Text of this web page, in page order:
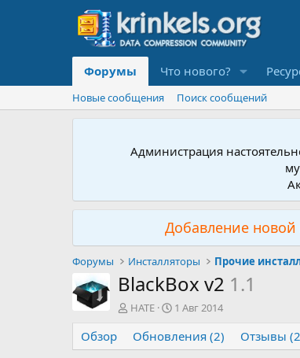
Форумы Что нового?
Новые сообщения Поиск сообщений
Администрация
Добавление новой
Форумы Инсталляторы Прочие
BlackBox v2 1.1
А
т
о
HATE
Д
т
а
1 Авг 2014
Обзор Обновления (2) Отзывы